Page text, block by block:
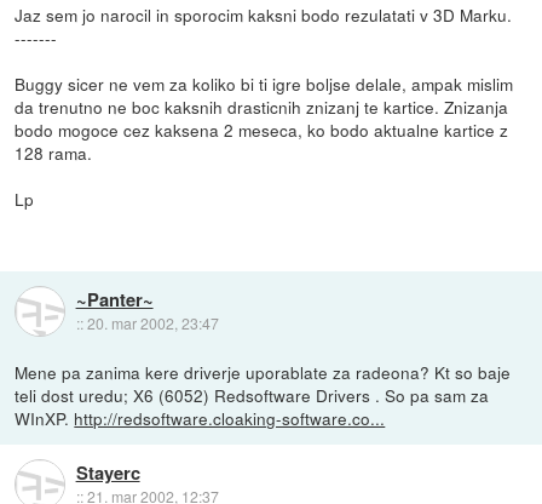
Jaz sem jo narocil in sporocim kaksni bodo rezulatati v 3D Marku.
-------
Buggy sicer ne vem za koliko bi ti igre boljse delale, ampak mislim
da trenutno ne boc kaksnih drasticnih znizanj te kartice. Znizanja
bodo mogoce cez kaksena 2 meseca, ko bodo aktualne kartice z
128 rama.
Lp
~Panter~
::20. mar 2002, 23:47
Mene pa zanima kere driverje uporablate za radeona? Kt so baje
teli dost uredu; X6 (6052) Redsoftware Drivers . So pa sam za
WInXP. http://redsoftware.cloaking-software.co...
Stayerc
::21. mar 2002, 12:37